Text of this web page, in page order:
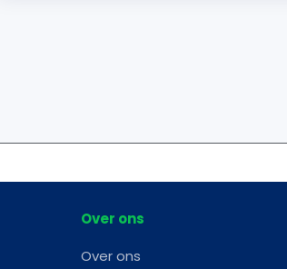
Over ons
Over ons